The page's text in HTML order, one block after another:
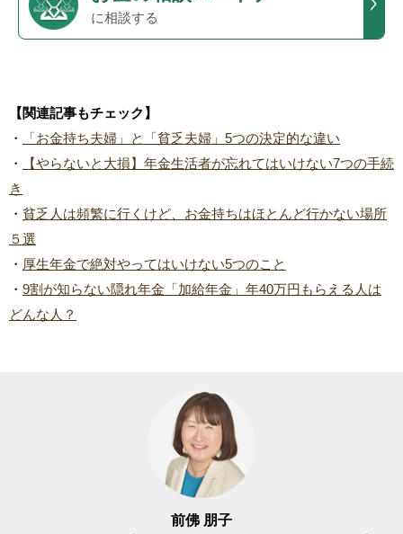
に相談する
【関連記事もチェック】
・
「お金持ち夫婦」と「貧乏夫婦」5つの決定的な違い
・
【やらないと大損】年金生活者が忘れてはいけない7つの手続
き
・ 貧乏人は頻繁に行くけど、お金持ちはほとんど行かない場所
５選
・ 厚生年金で絶対やってはいけない5つのこと
・ 9割が知らない隠れ年金「加給年金」年40万円もらえる人は
どんな人？
前佛 朋子